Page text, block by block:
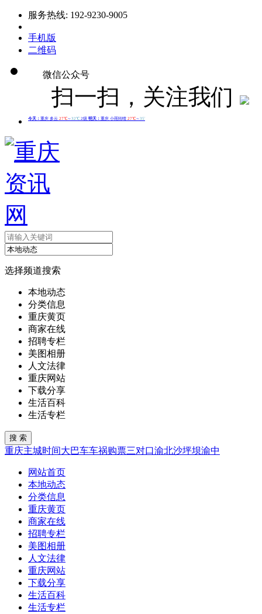
服务热线: 192-9230-9005
手机版
二维码
微信公众号
扫一扫，关注我们
选择频道搜索
本地动态
分类信息
重庆黄页
商家在线
招聘专栏
美图相册
人文法律
重庆网站
下载分享
生活百科
生活专栏
重庆主城时间大巴车车祸购票三对口渝北沙坪坝渝中
网站首页
本地动态
分类信息
重庆黄页
商家在线
招聘专栏
美图相册
人文法律
重庆网站
下载分享
生活百科
生活专栏